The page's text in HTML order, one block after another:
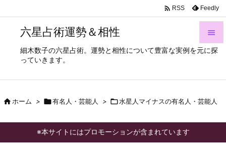
六星占術運勢＆相性
細木数子の六星占術。運勢と相性について豊富な実例を元に探
っていきます。




次へ
 RSS Feedly
ホーム > 有名人・芸能人 > 水星人マイナスの有名人・芸能人
※本サイトにはプロモーションが含まれています